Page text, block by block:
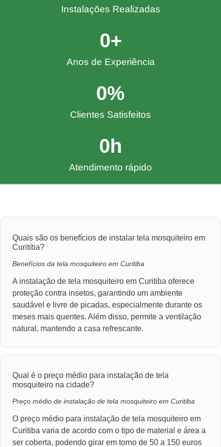
Instalações Realizadas
Anos de Experiência
0+
Clientes Satisfeitos
0%
Atendimento rápido
0 h
Quais são os benefícios de instalar tela mosquiteiro em
Curitiba?
Benefícios da tela mosquiteiro em Curitiba
A instalação de tela mosquiteiro em Curitiba oferece
proteção contra insetos, garantindo um ambiente
saudável e livre de picadas, especialmente durante os
meses mais quentes. Além disso, permite a ventilação
natural, mantendo a casa refrescante.
Qual é o preço médio para instalação de tela
mosquiteiro na cidade?
Preço médio de instalação de tela mosquiteiro em Curitiba
O preço médio para instalação de tela mosquiteiro em
Curitiba varia de acordo com o tipo de material e área a
ser coberta, podendo girar em torno de 50 a 150 euros